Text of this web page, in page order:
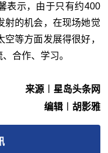
表示，由于只有约400
射的机会，在现场她觉
等方面发展得很好，
合作、学习。
来源︱星岛头条网
编辑︱胡影雅